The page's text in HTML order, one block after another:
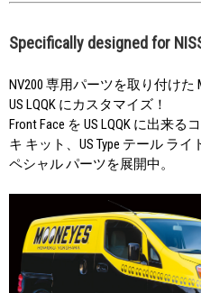
Specifically designed for
NV200 専用パーツを取り付けた
US LQQK にカスタマイズ！
Front Face を US LQQK に出来
キ キット、US Type テール ラ
ペシャル パーツを展開中。